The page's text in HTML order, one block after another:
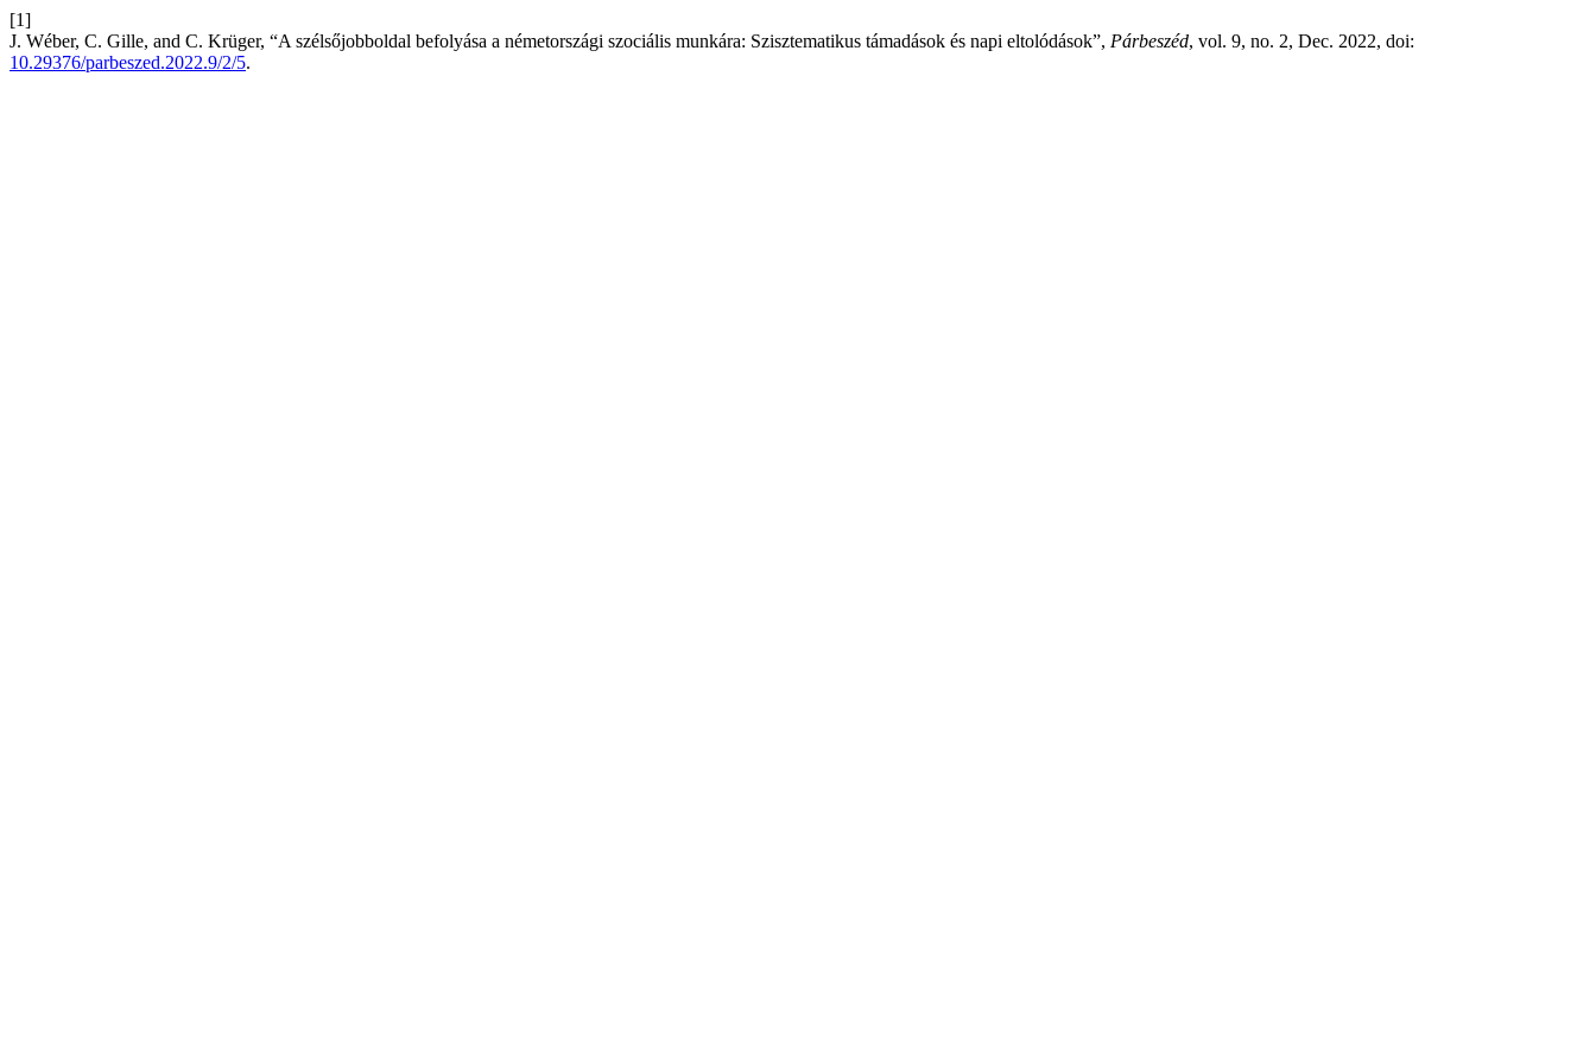
[1]
J. Wéber, C. Gille, and C. Krüger, “A szélsőjobboldal befolyása a németországi szociális munkára: Szisztematikus támadások és napi eltolódások”, Párbeszéd, vol. 9, no. 2, Dec. 2022, doi:
10.29376/parbeszed.2022.9/2/5.